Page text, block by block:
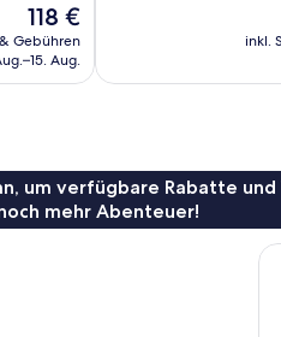
Der
Preis
beträgt
118 €
Gebühren
Aug.
inkl.
um verfügbare Rabatte
mehr Abenteuer!